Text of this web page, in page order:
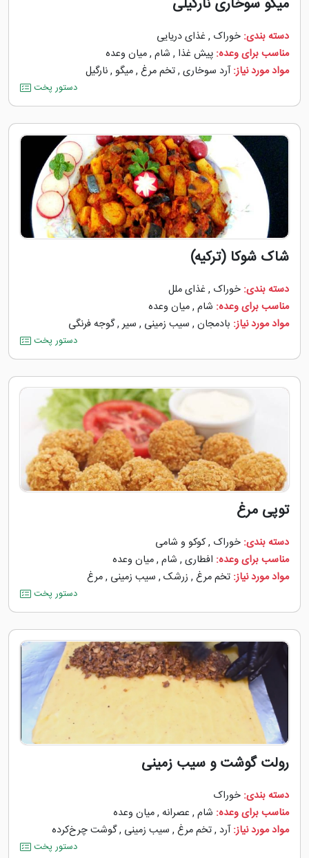
دسته بندی: خوراک , غذای دریایی
مناسب برای وعده: پیش غذا , شام ,میان وعده
مواد مورد نیاز: آرد سوخاری ,تخم مرغ ,میگو ,نارگیل
دستور پخت
شاک شوکا (ترکیه)
دسته بندی: خوراک , غذای ملل
مناسب برای وعده: شام ,میان وعده
مواد مورد نیاز: بادمجان , سیب زمینی , سیر,گوجه ‌فرنگی
دستور پخت
توپی مرغ
دسته بندی: خوراک ,کوکو و شامی
مناسب برای وعده: افطاری , شام ,میان وعده
مواد مورد نیاز: تخم مرغ , زرشک , سیب زمینی ,مرغ
دستور پخت
رولت گوشت و سیب زمینی
دسته بندی: خوراک
مناسب برای وعده: شام , عصرانه ,میان وعده
مواد مورد نیاز: آرد ,تخم مرغ , سیب زمینی ,گوشت چرخ‌کرده
دستور پخت